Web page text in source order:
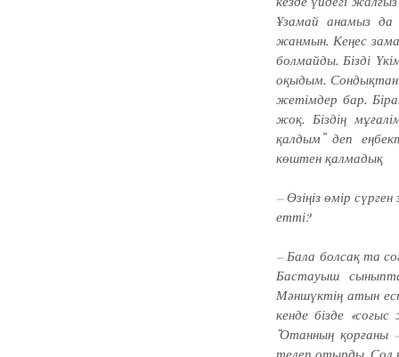
Ұзамай анамыз
жанмын. Кеңес
бол­­майды. Бізді
оқыдым. Сондықтан
жетімдер бар.
жоқ. Біздің
қалдым” деп
көштен қалмадық
– Өзіңіз өмір
етті?
– Бала болсақ та
Бас­­тауыш
Мәншүктің атын
кенде бізде
“Отан­ның
телеп отырды. Сол